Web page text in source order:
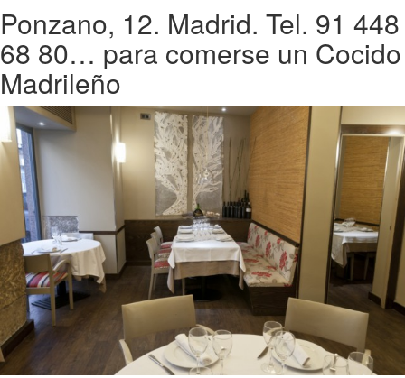
Ponzano, 12. Madrid. Tel. 91 448
68 80… para comerse un Cocido
Madrileño